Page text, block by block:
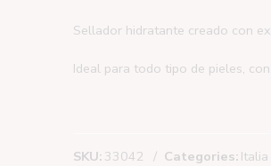
Sellador hidratante creado con
Ideal para todo tipo de pieles,
SKU: 33042 Categories: